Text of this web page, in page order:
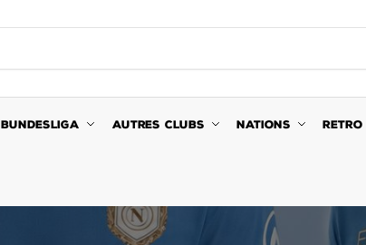
BUNDESLIGA AUTRES CLUBS NATIONS RETRO